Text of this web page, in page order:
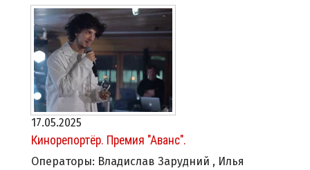
17.05.2025
Кинорепортёр. Премия "Аванс".
Операторы: Владислав Зарудний , Илья